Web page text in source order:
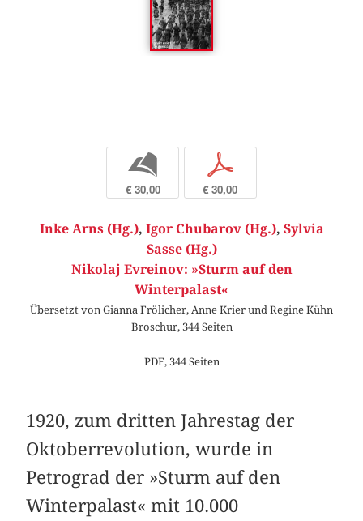
b
€ 30,00
p
€ 30,00
Inke Arns (Hg.), Igor Chubarov (Hg.), Sylvia
Sasse (Hg.)
Nikolaj Evreinov: »Sturm auf den
Winterpalast«
Übersetzt von Gianna Frölicher, Anne Krier und Regine Kühn
Broschur, 344 Seiten
PDF, 344 Seiten
1920, zum dritten Jahrestag der
Oktoberrevolution, wurde in
Petrograd der »Sturm auf den
Winterpalast« mit 10.000